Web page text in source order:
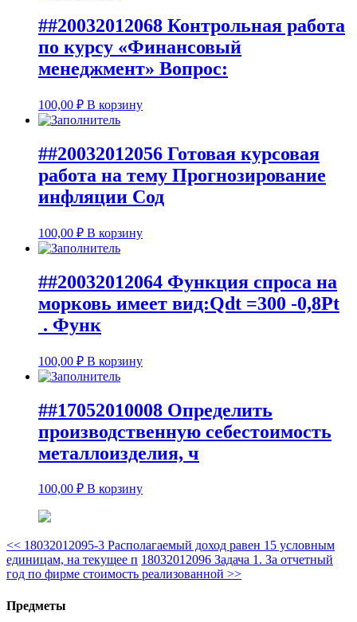
##20032012068 Контрольная работа
по курсу «Финансовый
менеджмент» Вопрос:
100,00 ₽ В корзину
##20032012056 Готовая курсовая
работа на тему Прогнозирование
инфляции Сод
100,00 ₽ В корзину
##20032012064 Функция спроса на
морковь имеет вид:Qdt =300 -0,8Pt
. Функ
100,00 ₽ В корзину
##17052010008 Определить
производственную себестоимость
металлоизделия, ч
100,00 ₽ В корзину
<< 18032012095-3 Располагаемый доход равен 15 условным
единицам, на текущее п 18032012096 Задача 1. За отчетный
год по фирме стоимость реализованной >>
Предметы